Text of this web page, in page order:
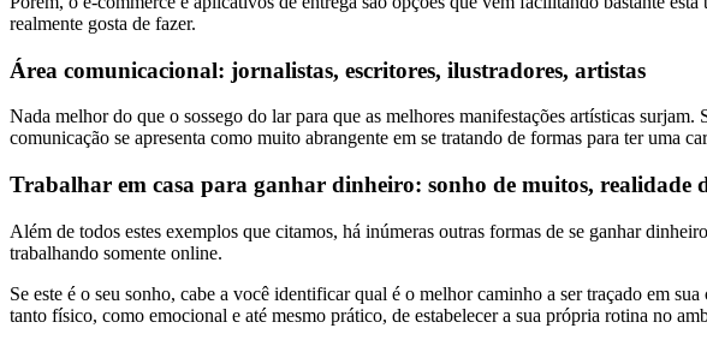
realmente gosta de fazer.
Área comunicacional: jornalistas, escritores, ilustradores, artistas
Nada melhor do que o sossego do lar para que as melhores manifestações artísticas
comunicação se apresenta como muito abrangente em se tratando de formas para ter uma
Trabalhar em casa para ganhar dinheiro: sonho de muitos, realidade
Além de todos estes exemplos que citamos, há inúmeras outras formas de se ganhar
trabalhando somente online.
Se este é o seu sonho, cabe a você identificar qual é o melhor caminho a ser traçado em
tanto físico, como emocional e até mesmo prático, de estabelecer a sua própria rotina no